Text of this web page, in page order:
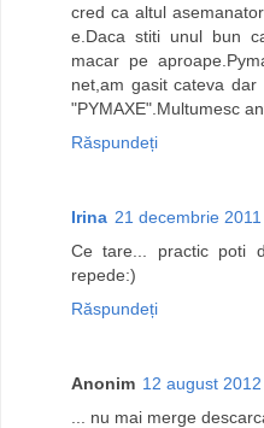
cred ca altul
e.Daca stiti unul bun
macar pe
net,am gasit cateva
"PYMAXE".Multumesc
Răspundeți
Irina 21 decembrie
Ce tare... practic poti
repede:)
Răspundeți
Anonim 12 august
... nu mai merge